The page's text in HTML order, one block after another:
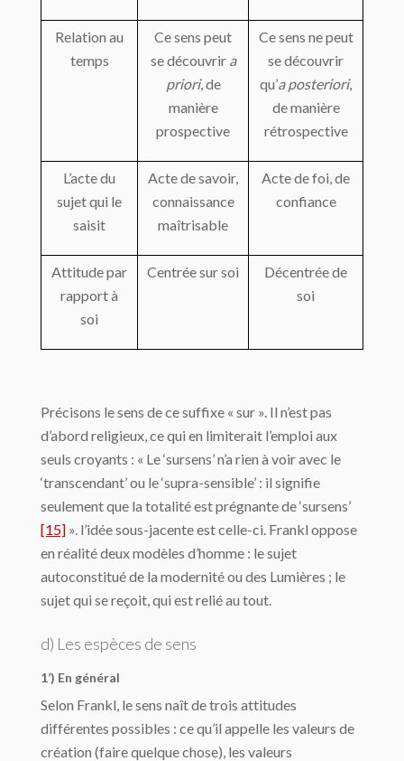
Relation au
temps
Ce sens peut
se découvrir a
priori, de
manière
prospective
Ce sens ne peut
se découvrir
qu’a posteriori,
de manière
rétrospective
L’acte du
sujet qui le
saisit
Acte de savoir,
connaissance
maîtrisable
Acte de foi, de
confiance
Attitude par
rapport à
soi
Centrée sur soi
Décentrée de
soi
Précisons le sens de ce suffixe « sur ». Il n’est pas
d’abord religieux, ce qui en limiterait l’emploi aux
seuls croyants : « Le ‘sursens’ n’a rien à voir avec le
‘transcendant’ ou le ‘supra-sensible’ : il signifie
seulement que la totalité est prégnante de ‘sursens’
[15] ». l’idée sous-jacente est celle-ci. Frankl oppose
en réalité deux modèles d’homme : le sujet
autoconstitué de la modernité ou des Lumières ; le
sujet qui se reçoit, qui est relié au tout.
d) Les espèces de sens
1’) En général
Selon Frankl, le sens naît de trois attitudes
différentes possibles : ce qu’il appelle les valeurs de
création (faire quelque chose), les valeurs